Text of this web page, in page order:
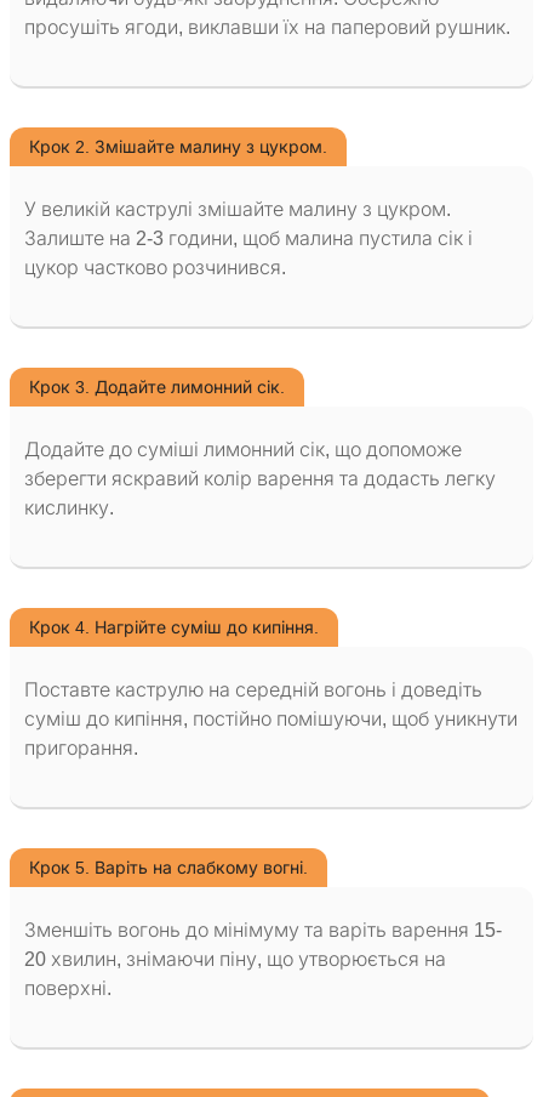
просушіть ягоди, виклавши їх на паперовий рушник.
Крок 2. Змішайте малину з цукром.
У великій каструлі змішайте малину з цукром.
Залиште на 2-3 години, щоб малина пустила сік і
цукор частково розчинився.
Крок 3. Додайте лимонний сік.
Додайте до суміші лимонний сік, що допоможе
зберегти яскравий колір варення та додасть легку
кислинку.
Крок 4. Нагрійте суміш до кипіння.
Поставте каструлю на середній вогонь і доведіть
суміш до кипіння, постійно помішуючи, щоб уникнути
пригорання.
Крок 5. Варіть на слабкому вогні.
Зменшіть вогонь до мінімуму та варіть варення 15-
20 хвилин, знімаючи піну, що утворюється на
поверхні.